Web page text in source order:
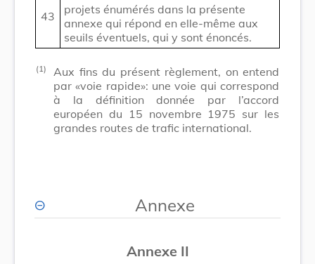
43
projets énumérés dans la présente
annexe qui répond en elle-même aux
seuils éventuels, qui y sont énoncés.
(1)
Aux fins du présent règlement, on entend
par «voie rapide»: une voie qui correspond
à la définition donnée par l’accord
européen du 15 novembre 1975 sur les
grandes routes de trafic international.
Annexe
Annexe II